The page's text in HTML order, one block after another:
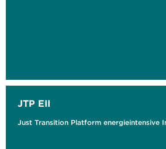
JTP EII
Just Transition Platform energieintensive